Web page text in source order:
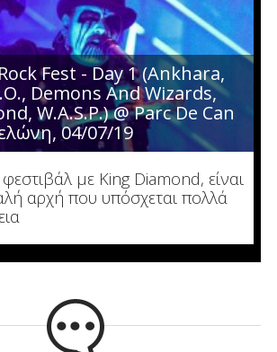
Fest - Day 1 (Ankhara,
Demons And Wizards,
W.A.S.P.) @ Parc De Can
04/07/19
με King Diamond, είναι
αρχή που υπόσχεται πολλά